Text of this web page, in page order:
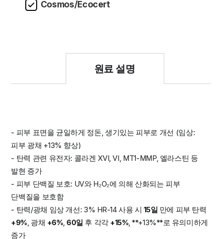
Cosmos/Ecocert
원료 설명
- 피부 표면을 균일하게 정돈, 생기있는 피부로 개선 (임상:
피부 광채 +13% 향상)
- 탄력 관련 유전자: 콜라겐 XVI, VI, MT1-MMP, 엘라스틴 등
발현 증가
- 피부 단백질 보호: UV와 H₂O₂에 의해 산화되는 피부
단백질을 보호함
- 탄력/광채 임상 개선: 3% HR-14 사용 시 15일 만에 피부 탄력
+9%, 광채 +6%, 60일 후 각각 +15%, **+13%**로 유의미하게
증가